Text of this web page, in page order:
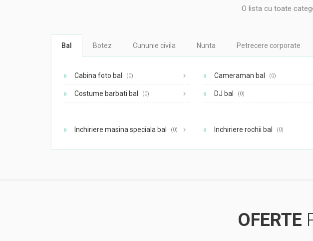
O lista cu toate
Bal Botez Cununie civila Nunta Petrecere corporate
Cabina foto bal (0) Cameraman bal (0)
Costume barbati bal (0) DJ bal (0)
Inchiriere masina speciala bal (0) Inchiriere rochii bal (0)
OFERTE